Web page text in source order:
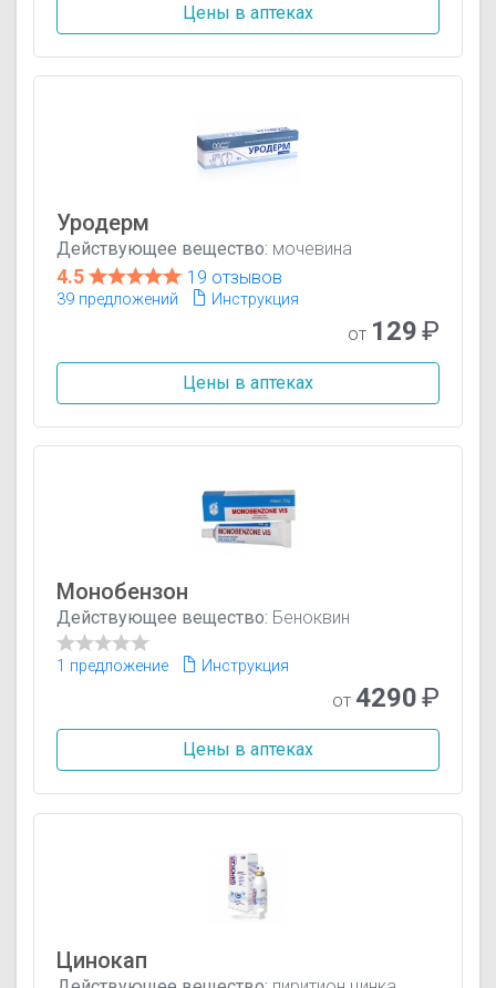
Цены в аптеках
Уродерм
Действующее вещество: мочевина
4.5 19 отзывов
39 предложений Инструкция
от 129₽
Цены в аптеках
Монобензон
Действующее вещество: Беноквин
1 предложение Инструкция
от 4290₽
Цены в аптеках
Цинокап